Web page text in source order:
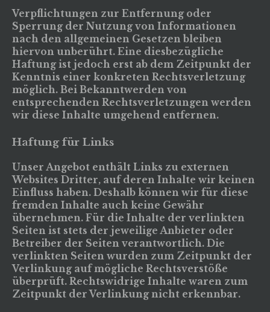
Verpflichtungen zur Entfernung oder
Sperrung der Nutzung von Informationen
nach den allgemeinen Gesetzen bleiben
hiervon unberührt. Eine diesbezügliche
Haftung ist jedoch erst ab dem Zeitpunkt der
Kenntnis einer konkreten Rechtsverletzung
möglich. Bei Bekanntwerden von
entsprechenden Rechtsverletzungen werden
wir diese Inhalte umgehend entfernen.
Haftung für Links
Unser Angebot enthält Links zu externen
Websites Dritter, auf deren Inhalte wir keinen
Einfluss haben. Deshalb können wir für diese
fremden Inhalte auch keine Gewähr
übernehmen. Für die Inhalte der verlinkten
Seiten ist stets der jeweilige Anbieter oder
Betreiber der Seiten verantwortlich. Die
verlinkten Seiten wurden zum Zeitpunkt der
Verlinkung auf mögliche Rechtsverstöße
überprüft. Rechtswidrige Inhalte waren zum
Zeitpunkt der Verlinkung nicht erkennbar.